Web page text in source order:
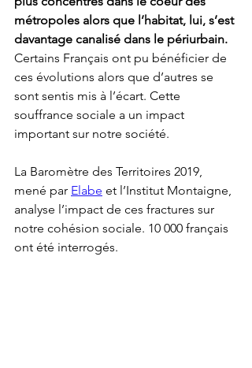
métropoles alors que l’habitat, lui, s’est
davantage canalisé dans le périurbain.
Certains Français ont pu bénéficier de
ces évolutions alors que d’autres se
sont sentis mis à l’écart. Cette
souffrance sociale a un impact
important sur notre société.
La Baromètre des Territoires 2019,
mené par Elabe et l’Institut Montaigne,
analyse l’impact de ces fractures sur
notre cohésion sociale. 10 000 français
ont été interrogés.